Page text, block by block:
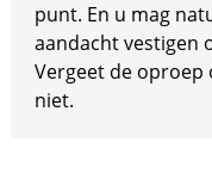
punt. En u mag
aandacht vestigen
Vergeet de
niet.